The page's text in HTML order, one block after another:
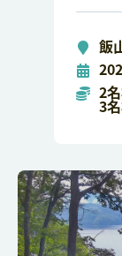
飯
2
3